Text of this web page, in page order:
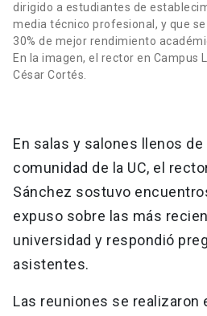
dirigido a estudiantes de
media técnico profesional, y que
30% de mejor rendimiento
En la imagen, el rector en Campus
César Cortés.
En salas y salones llenos
comunidad de la UC, el
Sánchez sostuvo
expuso sobre las más
universidad y respondió
asistentes.
Las reuniones se realizaron